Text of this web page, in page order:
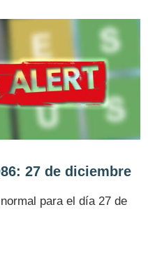
27 de diciembre
para el día 27 de